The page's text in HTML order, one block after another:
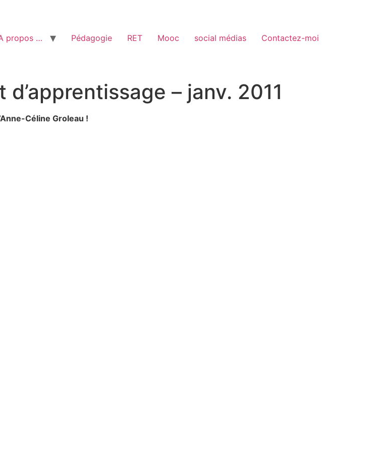
propos …
Pédagogie RET Mooc social médias Contactez-moi
– janv. 2011
Céline Groleau !